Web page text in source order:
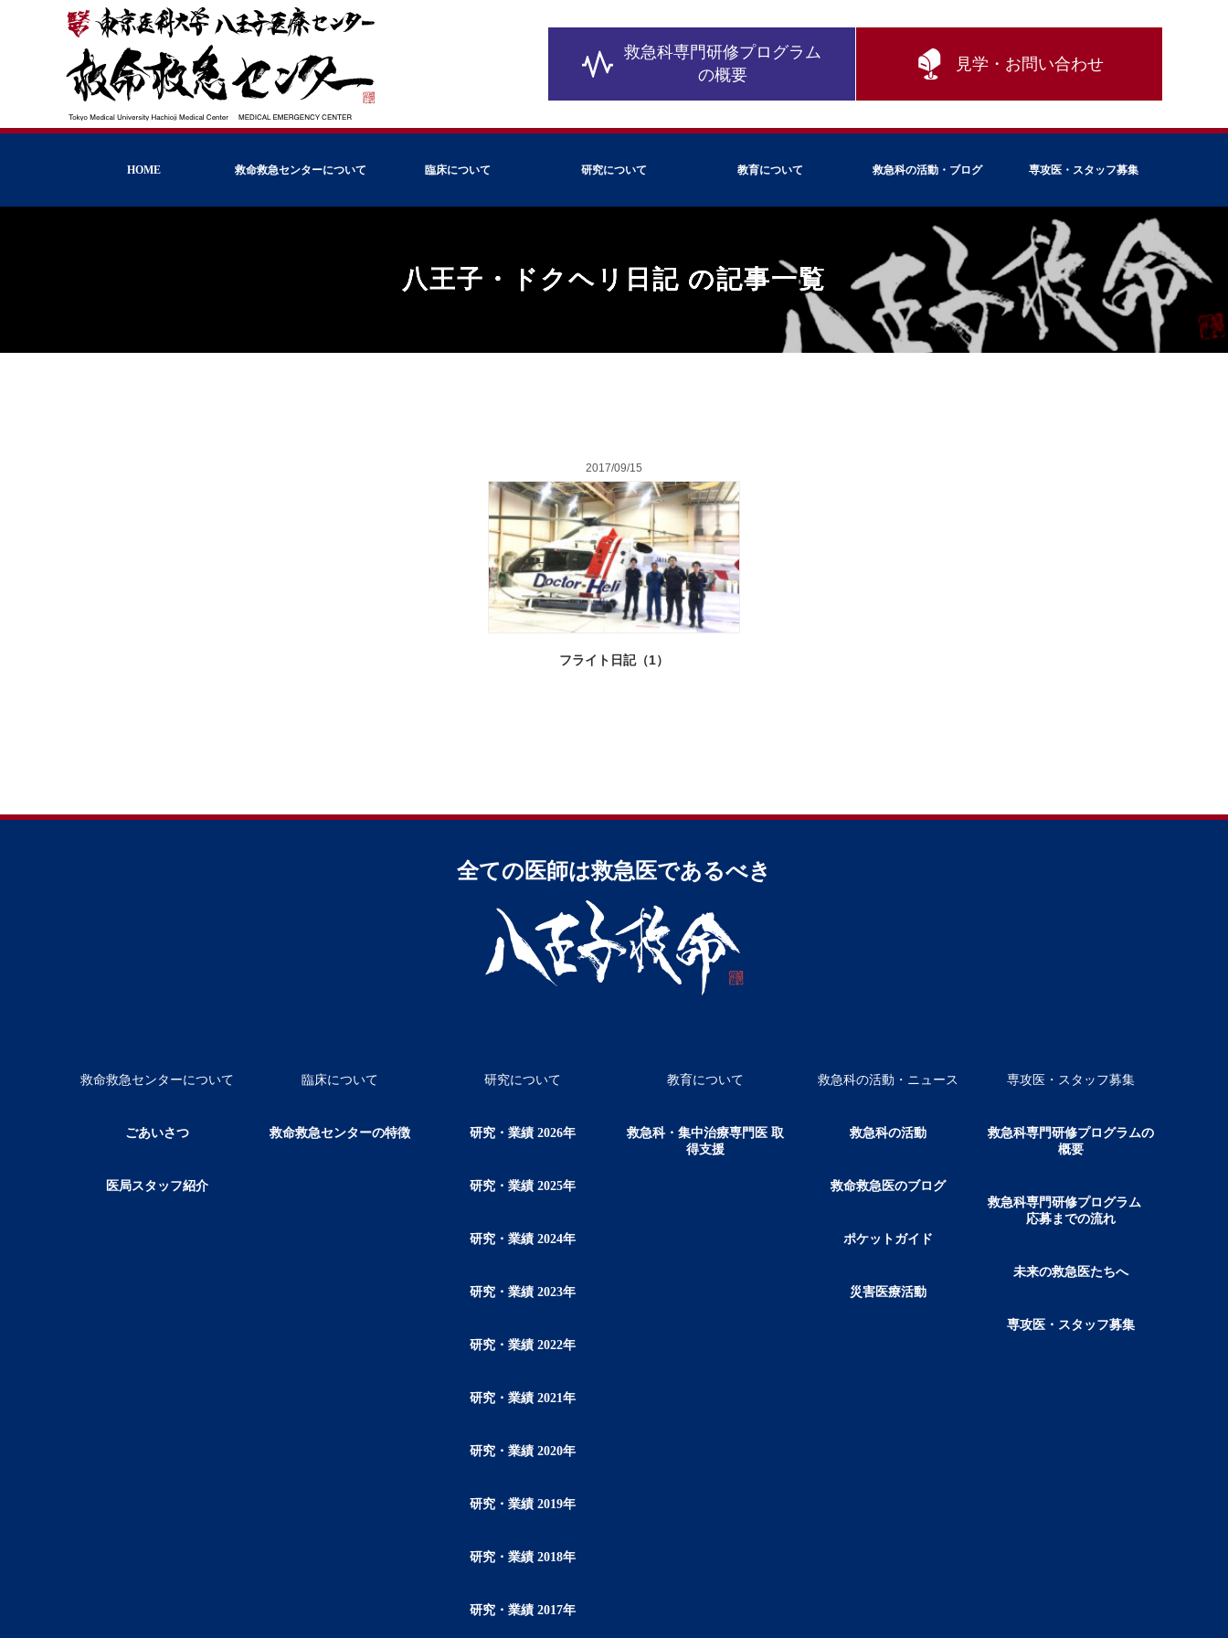
救急科専門研修プログラム
の概要
見学・お問い合わせ
HOME 救命救急センターについて 臨床について 研究について 教育について 救急科の活動・ブログ 専攻医・スタッフ募集
八王子・ドクヘリ日記 の記事一覧
2017/09/15
フライト日記（1）
全ての医師は救急医であるべき
救命救急センターについて
ごあいさつ
医局スタッフ紹介
臨床について
救命救急センターの特徴
研究について
研究・業績 2026年
研究・業績 2025年
研究・業績 2024年
研究・業績 2023年
研究・業績 2022年
研究・業績 2021年
研究・業績 2020年
研究・業績 2019年
研究・業績 2018年
研究・業績 2017年
教育について
救急科・集中治療専門医 取
得支援
救急科の活動・ニュース
救急科の活動
救命救急医のブログ
ポケットガイド
災害医療活動
専攻医・スタッフ募集
救急科専門研修プログラムの
概要
救急科専門研修プログラム
応募までの流れ
未来の救急医たちへ
専攻医・スタッフ募集